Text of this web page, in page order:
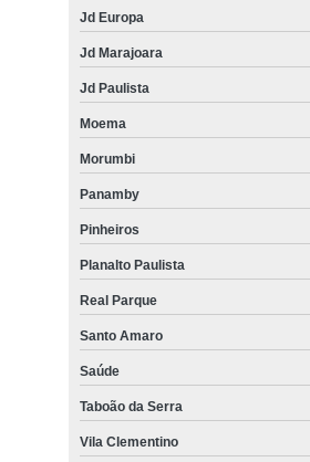
Jd Europa
Jd Marajoara
Jd Paulista
Moema
Morumbi
Panamby
Pinheiros
Planalto Paulista
Real Parque
Santo Amaro
Saúde
Taboão da Serra
Vila Clementino